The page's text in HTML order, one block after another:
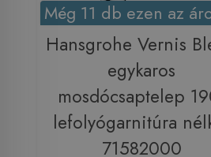
Még 11 db ezen az
Hansgrohe Vernis
egykaros
mosdócsaptelep
lefolyógarnitúra
71582000